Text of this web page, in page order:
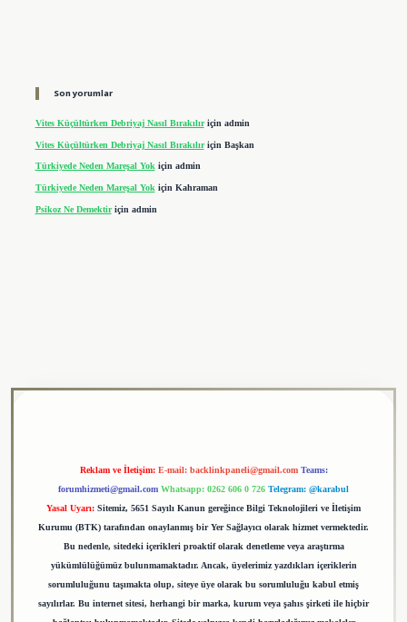
Son yorumlar
Vites Küçültürken Debriyaj Nasıl Bırakılıriçin admin
Vites Küçültürken Debriyaj Nasıl Bırakılıriçin Başkan
Türkiyede Neden Mareşal Yokiçin admin
Türkiyede Neden Mareşal Yok için Kahraman
Psikoz Ne Demektiriçin admin
Reklam ve İletişim: E-mail: backlinkpaneli@gmail.com Teams:
forumhizmeti@gmail.com Whatsapp: 0262 606 0 726 Telegram: @karabul
Yasal Uyarı: Sitemiz, 5651 Sayılı Kanun gereğince Bilgi Teknolojileri ve İletişim
Kurumu (BTK) tarafından onaylanmış bir Yer Sağlayıcı olarak hizmet vermektedir.
Bu nedenle, sitedeki içerikleri proaktif olarak denetleme veya araştırma
yükümlülüğümüz bulunmamaktadır. Ancak, üyelerimiz yazdıkları içeriklerin
sorumluluğunu taşımakta olup, siteye üye olarak bu sorumluluğu kabul etmiş
sayılırlar. Bu internet sitesi, herhangi bir marka, kurum veya şahıs şirketi ile hiçbir